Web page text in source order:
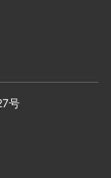
号